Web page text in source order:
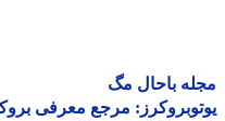
باحال مگ
مرجع معرفی بروکرها